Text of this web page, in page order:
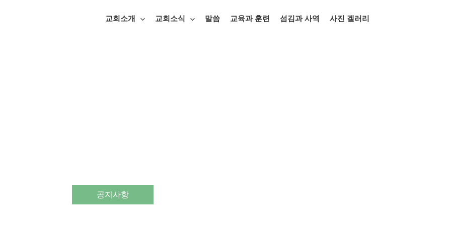
교회소개 교회소식 말씀 교육과 훈련 섬김과 사역 사진 겔러리
공지사항